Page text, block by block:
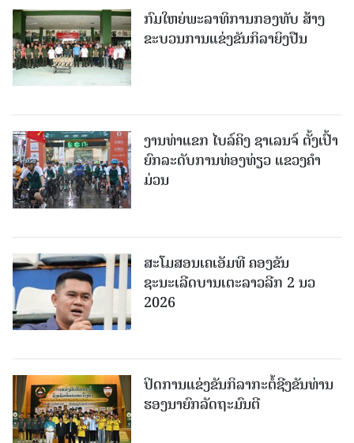
ກົມໃຫຍ່ພະລາທິການກອງທັບ ສ້າງ
ຂະບວນການແຂ່ງຂັນກິລາຍິງປືນ
ງານທ່າແຂກ ໄບລ໌ຄິງ ຊາເລນຈ໌ ຕັ້ງເປົ້າ
ຍົກລະດັບການທ່ອງທ່ຽວ ແຂວງຄໍາ
ມ່ວນ
ສະໂມສອນເຄເອັມທີ ຄອງຂັນ
ຊະນະເລີດບານເຕະລາວລີກ 2 ນວ
2026
ປິດການແຂ່ງຂັນກິລາກະຕໍ້ຊີງຂັນທ່ານ
ຮອງນາຍົກລັດຖະມົນຕີ